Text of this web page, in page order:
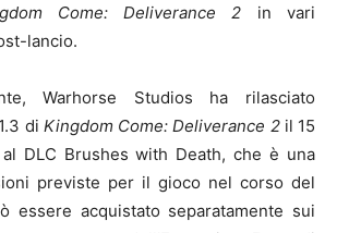
Come: Deliverance 2 in vari
lancio.
Warhorse Studios ha rilasciato
di Kingdom Come: Deliverance 2 il 15
DLC Brushes with Death, che è una
previste per il gioco nel corso del
essere acquistato separatamente sui